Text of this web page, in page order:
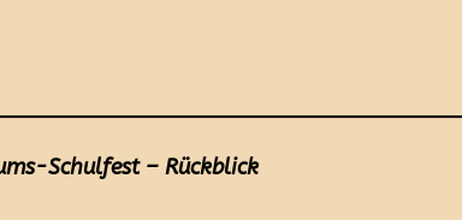
Schulfest – Rückblick